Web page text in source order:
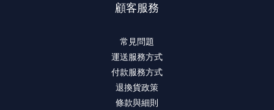
顧客服務
常見問題
運送服務方式
付款服務方式
退換貨政策
條款與細則